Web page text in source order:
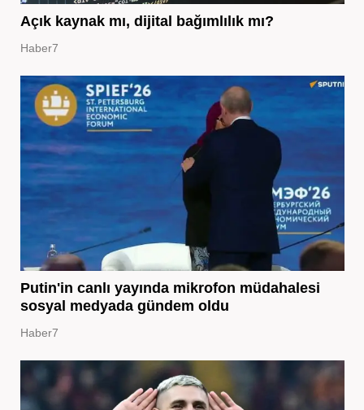
Açık kaynak mı, dijital bağımlılık mı?
Haber7
Putin'in canlı yayında mikrofon müdahalesi
sosyal medyada gündem oldu
Haber7